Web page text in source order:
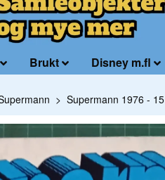
Brukt Disney m.fl
Supermann 1976 - 15